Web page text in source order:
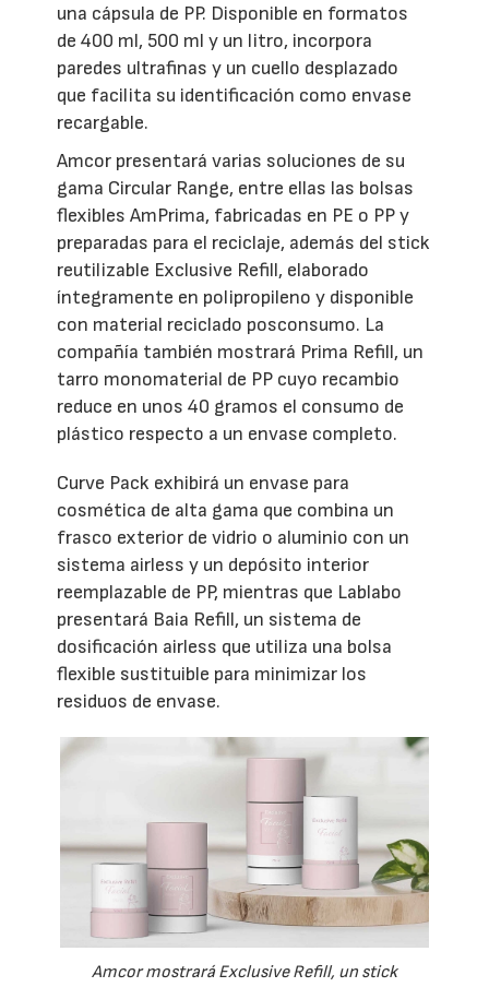
una cápsula de PP. Disponible en formatos
de 400 ml, 500 ml y un litro, incorpora
paredes ultrafinas y un cuello desplazado
que facilita su identificación como envase
recargable.
Amcor presentará varias soluciones de su
gama Circular Range, entre ellas las bolsas
flexibles AmPrima, fabricadas en PE o PP y
preparadas para el reciclaje, además del stick
reutilizable Exclusive Refill, elaborado
íntegramente en polipropileno y disponible
con material reciclado posconsumo. La
compañía también mostrará Prima Refill, un
tarro monomaterial de PP cuyo recambio
reduce en unos 40 gramos el consumo de
plástico respecto a un envase completo.
Curve Pack exhibirá un envase para
cosmética de alta gama que combina un
frasco exterior de vidrio o aluminio con un
sistema airless y un depósito interior
reemplazable de PP, mientras que Lablabo
presentará Baia Refill, un sistema de
dosificación airless que utiliza una bolsa
flexible sustituible para minimizar los
residuos de envase.
Amcor mostrará Exclusive Refill, un stick